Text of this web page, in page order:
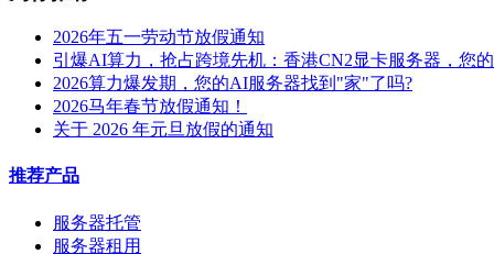
2026年五一劳动节放假通知
引爆AI算力，抢占跨境先机：香港CN2显卡服务器，您
2026算力爆发期，您的AI服务器找到"家"了吗?
2026马年春节放假通知！
关于 2026 年元旦放假的通知
推荐产品
服务器托管
服务器租用